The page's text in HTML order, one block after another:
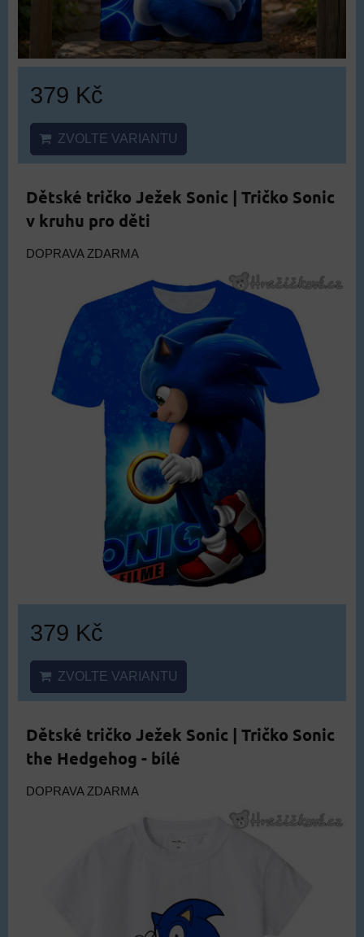
379 Kč
ZVOLTE VARIANTU
Dětské tričko Ježek Sonic | Tričko Sonic
v kruhu pro děti
DOPRAVA ZDARMA
379 Kč
ZVOLTE VARIANTU
Dětské tričko Ježek Sonic | Tričko Sonic
the Hedgehog - bílé
DOPRAVA ZDARMA